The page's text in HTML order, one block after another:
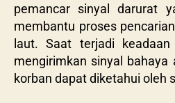
pemancar sinyal darurat
membantu proses
laut. Saat terjadi
mengirimkan sinyal bahaya
korban dapat diketahui oleh